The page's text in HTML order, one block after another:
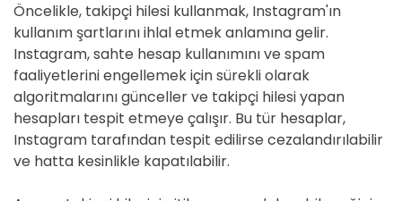
Öncelikle, takipçi hilesi kullanmak, Instagram'ın
kullanım şartlarını ihlal etmek anlamına gelir.
Instagram, sahte hesap kullanımını ve spam
faaliyetlerini engellemek için sürekli olarak
algoritmalarını günceller ve takipçi hilesi yapan
hesapları tespit etmeye çalışır. Bu tür hesaplar,
Instagram tarafından tespit edilirse cezalandırılabilir
ve hatta kesinlikle kapatılabilir.